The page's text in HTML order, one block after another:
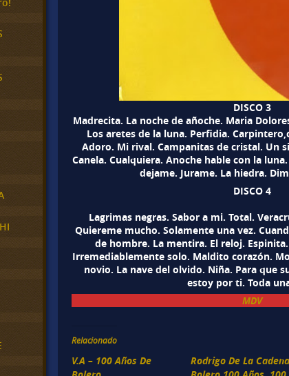
DISCO 3
Madrecita. La noche de añoche. Maria
Los aretes de la luna. Perfidia.
Adoro. Mi rival. Campanitas de cristal. Un
Canela. Cualquiera. Anoche hable con la
dejame. Jurame. La hiedra.
DISCO 4
Lagrimas negras. Sabor a mi. Total.
Quiereme mucho. Solamente una vez.
de hombre. La mentira. El reloj.
Irremediablemente solo. Maldito corazón.
novio. La nave del olvido. Niña. Para que
estoy por ti. Toda
MDV
Relacionado
V.A – 100 Años De
Rodrigo De La